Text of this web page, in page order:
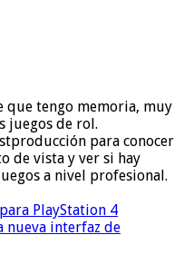
que tengo memoria, muy
juegos de rol.
para conocer
de vista y ver si hay
a nivel profesional.
PlayStation 4
nueva interfaz de